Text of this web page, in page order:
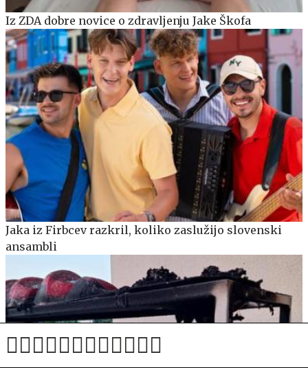
Iz ZDA dobre novice o zdravljenju Jake Škofa
Jaka iz Firbcev razkril, koliko zaslužijo slovenski
ansambli